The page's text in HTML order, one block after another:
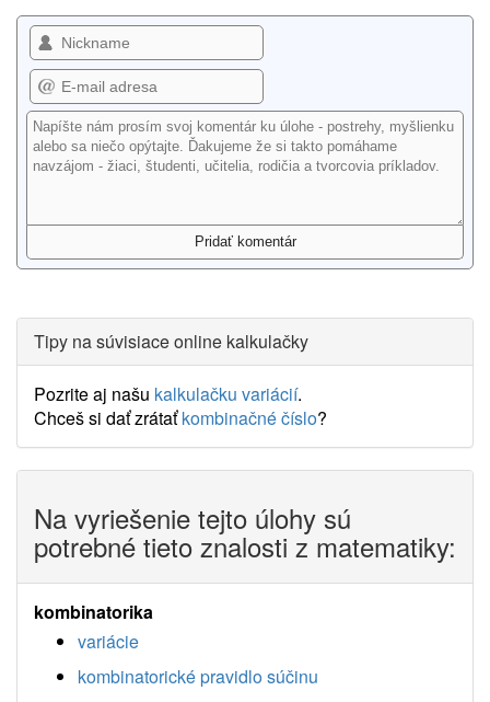
Tipy na súvisiace online kalkulačky
Pozrite aj našu kalkulačku variácií.
Chceš si dať zrátaťkombinačné číslo?
Na vyriešenie tejto úlohy sú
potrebné tieto znalosti z matematiky:
kombinatorika
variácie
kombinatorické pravidlo súčinu